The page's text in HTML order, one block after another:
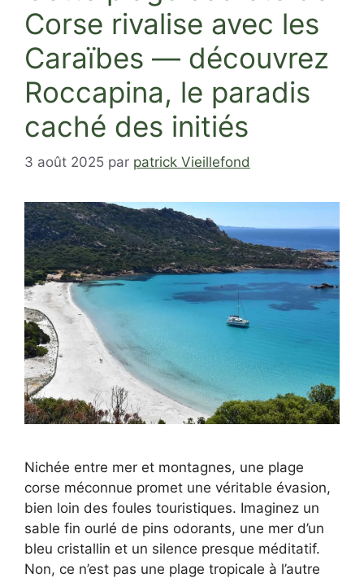
Corse rivalise avec les
Caraïbes — découvrez
Roccapina, le paradis
caché des initiés
3 août 2025 par patrick Vieillefond
Nichée entre mer et montagnes, une plage
corse méconnue promet une véritable évasion,
bien loin des foules touristiques. Imaginez un
sable fin ourlé de pins odorants, une mer d’un
bleu cristallin et un silence presque méditatif.
Non, ce n’est pas une plage tropicale à l’autre